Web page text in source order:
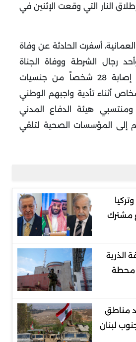
النار التي وقعت الإثنين في
أسفرت الحادثة عن وفاة
رجال الشرطة ووفاة الجناة
الثلاثة، إضافة إلى إصابة 28 شخصاً من جنسيات
بينهم 4 أشخاص أثناء تأدية واجبهم الوطني
هيئة الدفاع المدني
إلى المؤسسات الصحية لتلقي
مشترك
الذرية
محطة
مناطق
لبنان